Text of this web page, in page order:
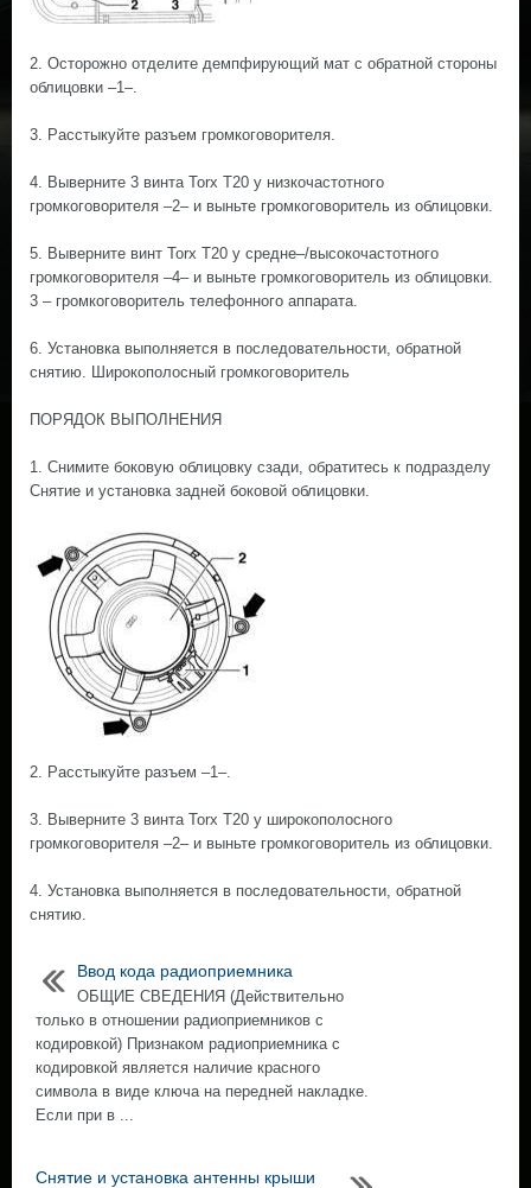
2. Осторожно отделите демпфирующий мат с обратной стороны
облицовки –1–.
3. Расстыкуйте разъем громкоговорителя.
4. Выверните 3 винта Torx Т20 у низкочастотного
громкоговорителя –2– и выньте громкоговоритель из облицовки.
5. Выверните винт Torx Т20 у средне–/высокочастотного
громкоговорителя –4– и выньте громкоговоритель из облицовки.
3 – громкоговоритель телефонного аппарата.
6. Установка выполняется в последовательности, обратной
снятию. Широкополосный громкоговоритель
ПОРЯДОК ВЫПОЛНЕНИЯ
1. Снимите боковую облицовку сзади, обратитесь к подразделу
Снятие и установка задней боковой облицовки.
2. Расстыкуйте разъем –1–.
3. Выверните 3 винта Torx Т20 у широкополосного
громкоговорителя –2– и выньте громкоговоритель из облицовки.
4. Установка выполняется в последовательности, обратной
снятию.
Ввод кода радиоприемника
ОБЩИЕ СВЕДЕНИЯ (Действительно
только в отношении радиоприемников с
кодировкой) Признаком радиоприемника с
кодировкой является наличие красного
символа в виде ключа на передней накладке.
Если при в ...
Снятие и установка антенны крыши